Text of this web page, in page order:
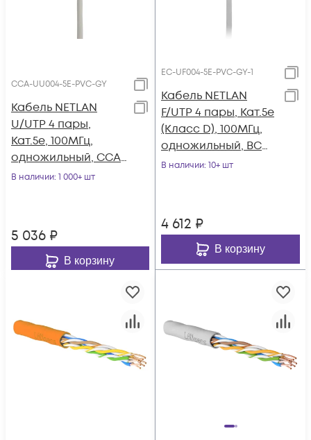
CCA-UU004-5E-PVC-GY
Кабель NETLAN
U/UTP 4 пары,
Кат.5e, 100МГц,
одножильный, CCA
(омедненный
В наличии: 1 000+ шт
5 036 ₽
В корзину
EC-UF004-5E-PVC-GY-1
Кабель NETLAN
F/UTP 4 пары, Кат.5e
(Класс D), 100МГц,
одножильный, BC
(чистая медь),
В наличии: 10+ шт
4 612 ₽
В корзину